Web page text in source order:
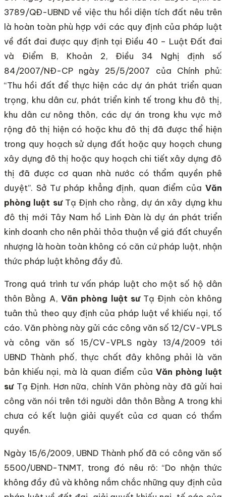
3789/QĐ-UBND về việc thu hồi diện tích đất nêu trên
là hoàn toàn phù hợp với các quy định của pháp luật
về đất đai được quy định tại Điều 40 – Luật Đất đai
và Điểm B, Khoản 2, Điều 34 Nghị định số
84/2007/NĐ-CP ngày 25/5/2007 của Chính phủ:
“Thu hồi đất để thực hiện các dự án phát triển quan
trọng, khu dân cư, phát triển kinh tế trong khu đô thị,
khu dân cư nông thôn, các dự án trong khu vực mở
rộng đô thị hiện có hoặc khu đô thị đã được thể hiện
trong quy hoạch sử dụng đất hoặc quy hoạch chung
xây dựng đô thị hoặc quy hoạch chi tiết xây dựng đô
thị đã được cơ quan nhà nước có thẩm quyền phê
duyệt”. Sở Tư pháp khẳng định, quan điểm của Văn
phòng luật sưTạ Định cho rằng, dự án xây dựng khu
đô thị mới Tây Nam hồ Linh Đàn là dự án phát triển
kinh doanh cho nên phải thỏa thuận về giá đất chuyển
nhượng là hoàn toàn không có căn cứ pháp luật, nhận
thức pháp luật không đầy đủ.
Trong quá trình tư vấn pháp luật cho một số hộ dân
thôn Bằng A, Văn phòng luật sưTạ Định còn không
tuân thủ theo quy định của pháp luật về khiếu nại, tố
cáo. Văn phòng này gửi các công văn số 12/CV-VPLS
và công văn số 15/CV-VPLS ngày 13/4/2009 tới
UBND Thành phố, thực chất đây không phải là văn
bản khiếu nại, mà là quan điểm của Văn phòng luật
sưTạ Định. Hơn nữa, chính Văn phòng này đã gửi hai
công văn nói trên tới người dân thôn Bằng A trong khi
chưa có kết luận giải quyết của cơ quan có thẩm
quyền.
Ngày 15/6/2009, UBND Thành phố đã có công văn số
5500/UBND-TNMT, trong đó nêu rõ: “Do nhận thức
không đầy đủ và không nắm chắc những quy định của